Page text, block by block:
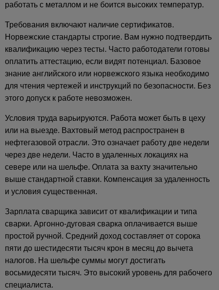
работать с металлом и не боится высоких температур.
Требования включают наличие сертификатов.
Норвежские стандарты строгие. Вам нужно подтвердить
квалификацию через тесты. Часто работодатели готовы
оплатить аттестацию, если видят потенциал. Базовое
знание английского или норвежского языка необходимо
для чтения чертежей и инструкций по безопасности. Без
этого допуск к работе невозможен.
Условия труда варьируются. Работа может быть в цеху
или на выезде. Вахтовый метод распространен в
нефтегазовой отрасли. Это означает работу две недели
через две недели. Часто в удаленных локациях на
севере или на шельфе. Оплата за вахту значительно
выше стандартной ставки. Компенсация за удаленность
и условия существенная.
Зарплата сварщика зависит от квалификации и типа
сварки. Аргонно-дуговая сварка оплачивается выше
простой ручной. Средний доход составляет от сорока
пяти до шестидесяти тысяч крон в месяц до вычета
налогов. На шельфе суммы могут достигать
восьмидесяти тысяч. Это высокий уровень для рабочего
специалиста.